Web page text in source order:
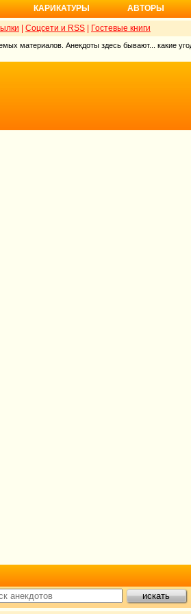
КАРИКАТУРЫ АВТОРЫ
Соцсети и RSS Гостевые книги
материалов. Анекдоты здесь бывают... какие